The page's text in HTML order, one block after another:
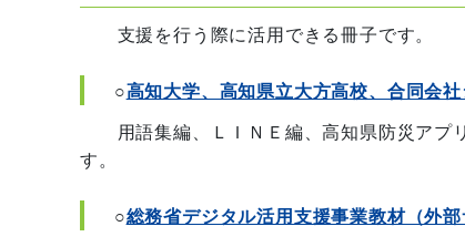
支援を行う際に活用できる冊子です。
○高知大学、高知県立大方高校、合同会
用語集編、ＬＩＮＥ編、高知県防災アプリ
す。
○総務省デジタル活用支援事業教材（外部